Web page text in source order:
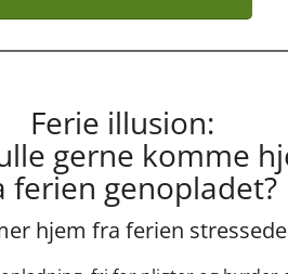
Ferie illusion:
gerne komme
ferien genopladet?
hjem fra ferien